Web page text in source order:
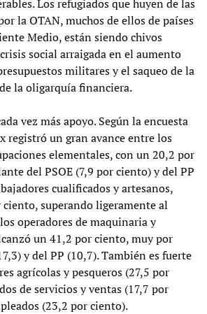
Los refugiados que huyen de las
la OTAN, muchos de ellos de países
Medio, están siendo chivos
social arraigada en el aumento
militares y el saqueo de la
la oligarquía financiera.
vez más apoyo. Según la encuesta
registró un gran avance entre los
elementales, con un 20,2 por
del PSOE (7,9 por ciento) y del PP
cualificados y artesanos,
superando ligeramente al
operadores de maquinaria y
un 41,2 por ciento, muy por
y del PP (10,7). También es fuerte
agrícolas y pesqueros (27,5 por
de servicios y ventas (17,7 por
(23,2 por ciento).